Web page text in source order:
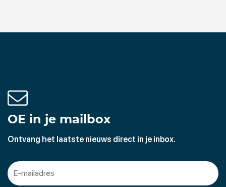
OE in je mailbox
Ontvang het laatste nieuws direct in je inbox.